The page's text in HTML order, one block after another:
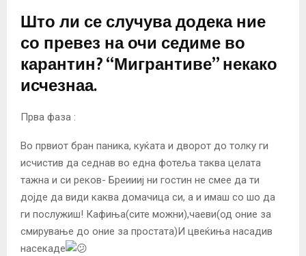
Што ли се случува додека ние
со превез на очи седиме во
карантин? “Мигрантиве” некако
исчезнаа.
Прва фаза :
Во првиот бран паника, куќата и дворот до толку ги
исчистив да седнав во една фотеља таква целата
тажна и си реков- Бреиииј ни гостин не смее да ти
дојде да види каква домачица си, а и имаш со шо да
ги послужиш! Кафиња(сите можни),чаеви(од оние за
смирување до оние за простата)И цвеќиња насадив
насекаде